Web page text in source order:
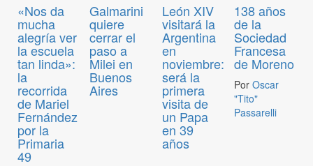
«Nos da
mucha
alegría ver
la escuela
tan linda»:
la
recorrida
de Mariel
Fernández
por la
Primaria
49
Galmarini
quiere
cerrar el
paso a
Milei en
Buenos
Aires
León XIV
visitará la
Argentina
en
noviembre:
será la
primera
visita de
un Papa
en 39
años
138 años
de la
Sociedad
Francesa
de Moreno
Por Oscar
"Tito"
Passarelli